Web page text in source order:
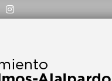
a ayuntamiento@alalpardo.org